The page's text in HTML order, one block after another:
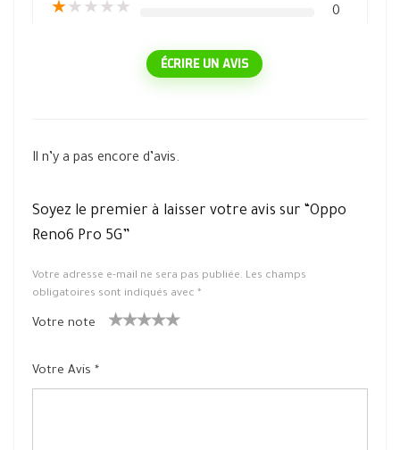
★★ ★ ★ ★ 0
ÉCRIRE UN AVIS
Il n’y a pas encore d’avis.
Soyez le premier à laisser votre avis sur “Oppo
Reno6 Pro 5G”
Votre adresse e-mail ne sera pas publiée. Les champs
obligatoires sont indiqués avec *
Votre note
oil
sur
Votre Avis *